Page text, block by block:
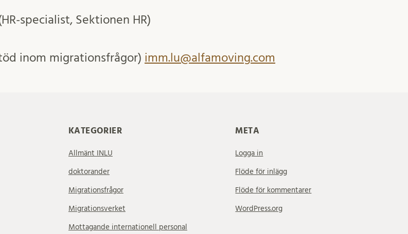
specialist, Sektionen HR)
inom migrationsfrågor) imm.lu@alfamoving.com
KATEGORIER
Allmänt INLU
doktorander
Migrationsfrågor
Migrationsverket
Mottagande internationell personal
META
Logga in
Flöde för inlägg
Flöde för kommentarer
WordPress.org